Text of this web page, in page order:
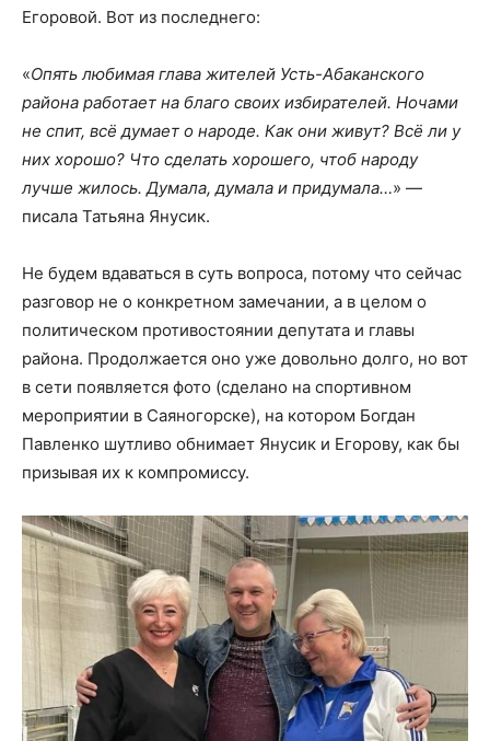
Егоровой. Вот из последнего:
«Опять любимая глава жителей Усть-Абаканского
района работает на благо своих избирателей. Ночами
не спит, всё думает о народе. Как они живут? Всё ли у
них хорошо? Что сделать хорошего, чтоб народу
лучше жилось. Думала, думала и придумала…» —
писала Татьяна Янусик.
Не будем вдаваться в суть вопроса, потому что сейчас
разговор не о конкретном замечании, а в целом о
политическом противостоянии депутата и главы
района. Продолжается оно уже довольно долго, но вот
в сети появляется фото (сделано на спортивном
мероприятии в Саяногорске), на котором Богдан
Павленко шутливо обнимает Янусик и Егорову, как бы
призывая их к компромиссу.